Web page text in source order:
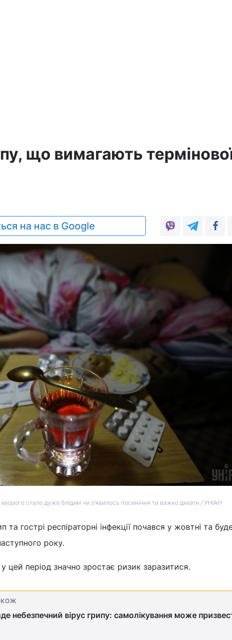
що вимагають
на нас в Google
стало дуже блідим чи з’явилось посиніння та важко дихати / УНІАН
та гострі респіраторні інфекції почався у жовтні та
року.
період значно зростає ризик заразитися.
небезпечний вірус грипу: самолікування може